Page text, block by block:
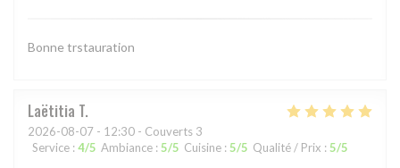
Bonne trstauration
Laëtitia T
2026-08-07 - 12:30 - Couverts 3
Service : 4/5 Ambiance : 5/5 Cuisine : 5/5 Qualité / Prix : 5/5